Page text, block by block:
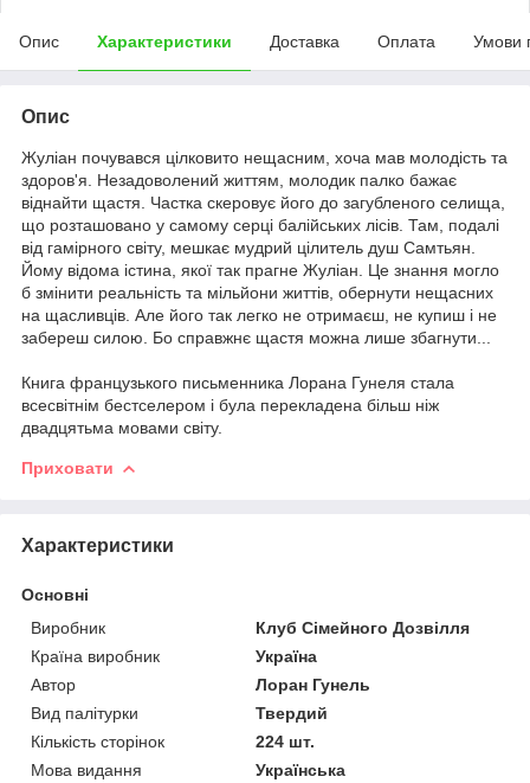
Опис Характеристики Доставка Оплата Умови
Опис
Жуліан почувався цілковито нещасним, хоча мав молодість та
здоров'я. Незадоволений життям, молодик палко бажає
віднайти щастя. Частка скеровує його до загубленого селища,
що розташовано у самому серці балійських лісів. Там, подалі
від гамірного світу, мешкає мудрий цілитель душ Самтьян.
Йому відома істина, якої так прагне Жуліан. Це знання могло
б змінити реальність та мільйони життів, обернути нещасних
на щасливців. Але його так легко не отримаєш, не купиш і не
забереш силою. Бо справжнє щастя можна лише збагнути...
Книга французького письменника Лорана Гунеля стала
всесвітнім бестселером і була перекладена більш ніж
двадцятьма мовами світу.
Приховати
Характеристики
Основні
Виробник
Клуб Сімейного Дозвілля
Країна виробник
Україна
Автор
Лоран Гунель
Вид палітурки
Твердий
Кількість сторінок
224 шт.
Мова видання
Українська